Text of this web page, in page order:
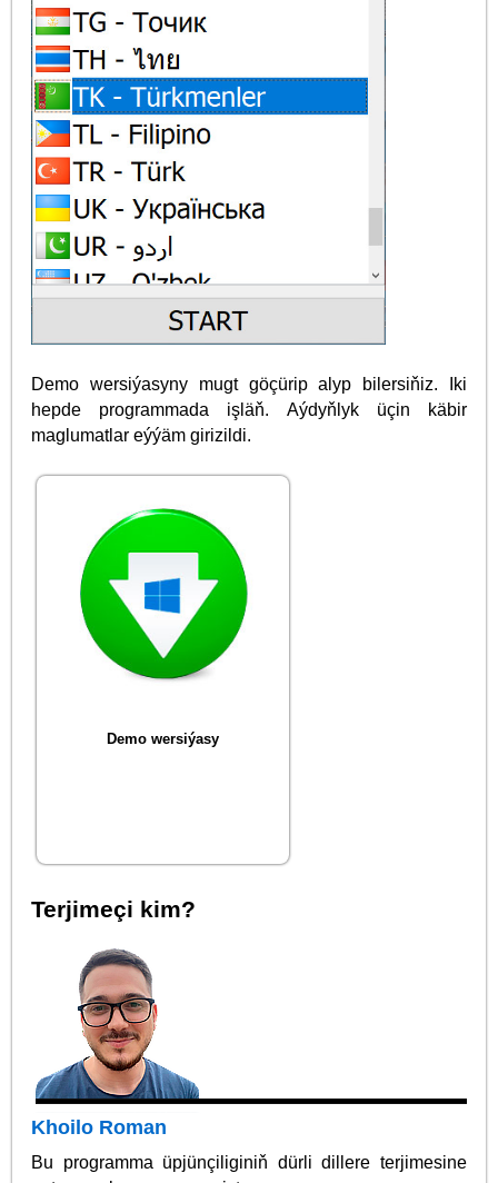
Demo wersiýasyny mugt göçürip alyp bilersiňiz. Iki
hepde programmada işläň. Aýdyňlyk üçin käbir
maglumatlar eýýäm girizildi.
Demo wersiýasy
Terjimeçi kim?
Khoilo Roman
Bu programma üpjünçiliginiň dürli dillere terjimesine